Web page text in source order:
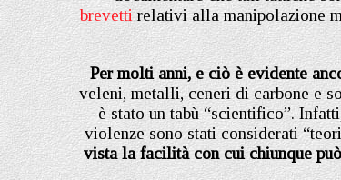
brevettirelativi alla manipolazione
Per molti anni, e ciò è evidente
veleni, metalli, ceneri di carbone e
è stato un tabù “scientifico”.
violenze sono stati considerati
vista la facilità con cui chiunque